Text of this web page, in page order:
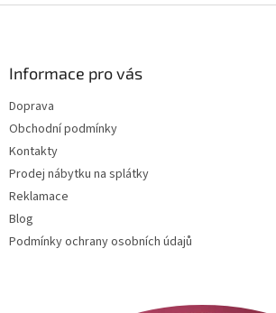
Informace pro vás
Doprava
Obchodní podmínky
Kontakty
Prodej nábytku na splátky
Reklamace
Blog
Podmínky ochrany osobních údajů